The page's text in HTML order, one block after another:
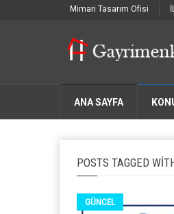
Mimari Tasarım Ofisi
ANA SAYFA
POSTS TAGGED
GÜNCEL